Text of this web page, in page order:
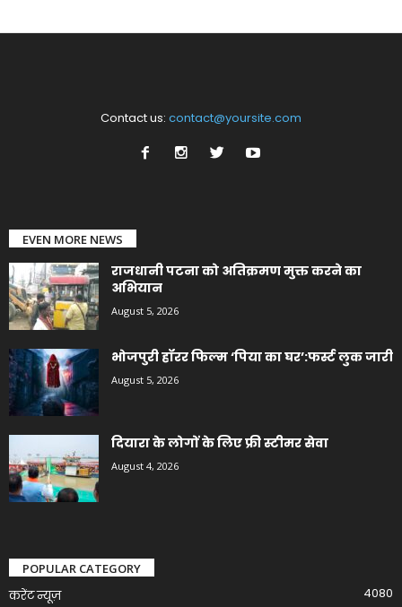
Contact us: contact@yoursite.com
EVEN MORE NEWS
राजधानी पटना को अतिक्रमण मुक्त करने का
अभियान
August 5, 2026
भोजपुरी हॉरर फिल्म ‘पिया का घर’:फर्स्ट लुक जारी
August 5, 2026
दियारा के लोगों के लिए फ्री स्टीमर सेवा
August 4, 2026
POPULAR CATEGORY
करेंट न्यूज़ 4080